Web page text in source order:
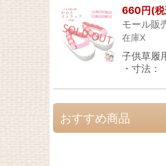
660円(
モール販
在庫X
子供草履
・寸法
おすすめ商品